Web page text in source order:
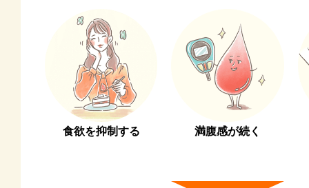
食欲を抑制する 満腹感が続く